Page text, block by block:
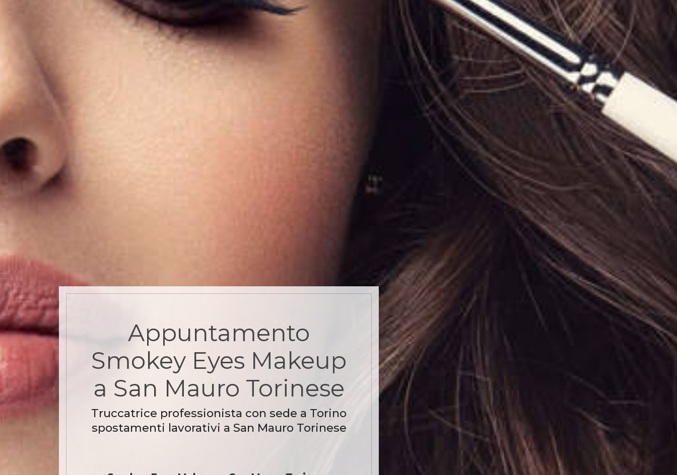
Appuntamento
Smokey Eyes Makeup
a San Mauro Torinese
Truccatrice professionista con sede a Torino
spostamenti lavorativi a San Mauro Torinese